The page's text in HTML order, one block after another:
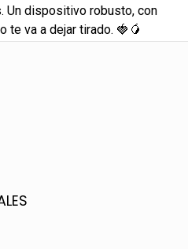
Un dispositivo robusto, con
te va a dejar tirado. 🍓🥭